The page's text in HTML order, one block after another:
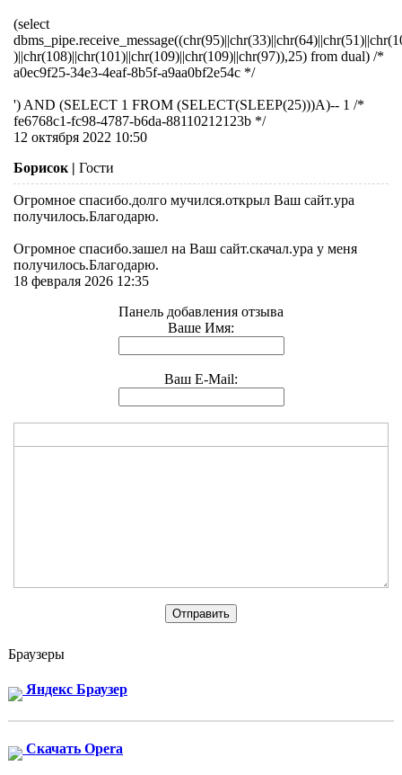
(select
)||chr(108)||chr(101)||chr(109)||chr(109)||chr(97)),25) from dual) /*
a0ec9f25-34e3-4eaf-8b5f-a9aa0bf2e54c */
') AND (SELECT 1 FROM (SELECT(SLEEP(25)))A)-- 1 /*
fe6768c1-fc98-4787-b6da-88110212123b */
12 октября 2022 10:50
Борисок | Гости
Огромное спасибо.долго мучился.открыл Ваш сайт.ура
получилось.Благодарю.
Огромное спасибо.зашел на Ваш сайт.скачал.ура у меня
получилось.Благодарю.
18 февраля 2026 12:35
Панель добавления отзыва
Ваше Имя:
Ваш E-Mail:
Браузеры
Яндекс Браузер
Скачать Opera